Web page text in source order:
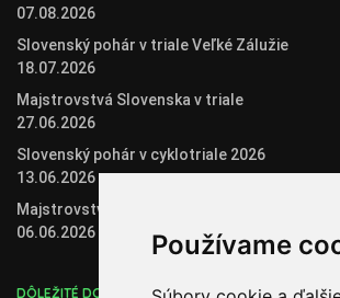
Používame
07.08.2026
Slovenský pohár v triale Veľké Zálužie
18.07.2026
Majstrovstvá Slovenska v triale
27.06.2026
Slovenský pohár v cyklotriale 2026
13.06.2026
Majstrovstvá Slovenska v biketriale
06.06.2026
DÔLEŽITÉ DOKUMENTY